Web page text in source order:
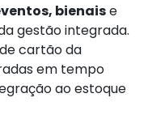
bienaise
gestão integrada.
cartão da
em tempo
ao estoque